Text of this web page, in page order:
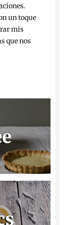
un toque
mis
que nos